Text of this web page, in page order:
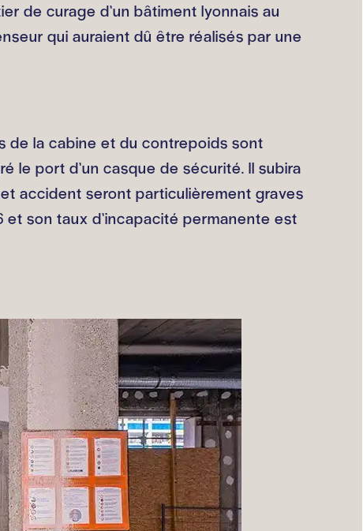
de curage d’un bâtiment lyonnais au
qui auraient dû être réalisés par une
de la cabine et du contrepoids sont
le port d’un casque de sécurité. Il subira
accident seront particulièrement graves
et son taux d’incapacité permanente est